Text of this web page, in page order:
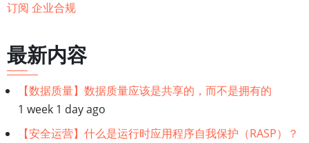
订阅 企业合规
最新内容
【数据质量】数据质量应该是共享的，而不是拥有的
1 week 1 day ago
【安全运营】什么是运行时应用程序自我保护（RASP）？